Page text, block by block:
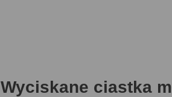
Wyciskane ciastka